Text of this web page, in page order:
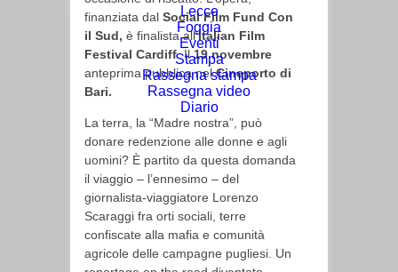
Lecce
Foggia
Eventi
Stampa
Rassegna stampa
Rassegna video
Diario
finanziata dal Social Film Fund Con
il Sud, è finalista all’Italian Film
Festival Cardiff. Il19 novembre
anteprima pubblica nelCineporto di
Bari.
La terra, la “Madre nostra”, può
donare redenzione alle donne e agli
uomini? È partito da questa domanda
il viaggio – l’ennesimo – del
giornalista-viaggiatore Lorenzo
Scaraggi fra orti sociali, terre
confiscate alla mafia e comunità
agricole delle campagne pugliesi. Un